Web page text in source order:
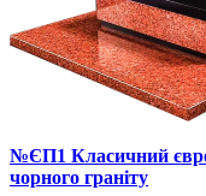
№ЄП1 Класичний
чорного граніту